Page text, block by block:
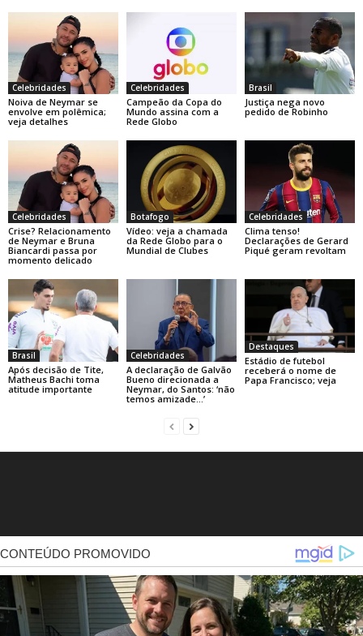
Celebridades
Noiva de Neymar se
envolve em polêmica;
veja detalhes
Celebridades
Campeão da Copa do
Mundo assina com a
Rede Globo
Brasil
Justiça nega novo
pedido de Robinho
Celebridades
Crise? Relacionamento
de Neymar e Bruna
Biancardi passa por
momento delicado
Botafogo
Vídeo: veja a chamada
da Rede Globo para o
Mundial de Clubes
Celebridades
Clima tenso!
Declarações de Gerard
Piqué geram revoltam
Brasil
Após decisão de Tite,
Matheus Bachi toma
atitude importante
Celebridades
A declaração de Galvão
Bueno direcionada a
Neymar, do Santos: ‘não
temos amizade…’
Destaques
Estádio de futebol
receberá o nome de
Papa Francisco; veja